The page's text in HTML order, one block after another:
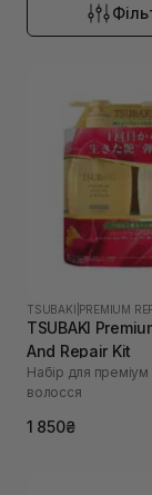
TSUBAKI PREMIUM
TSUBAKI
And Repair Kit
Набір для преміум
волосся
1 850₴